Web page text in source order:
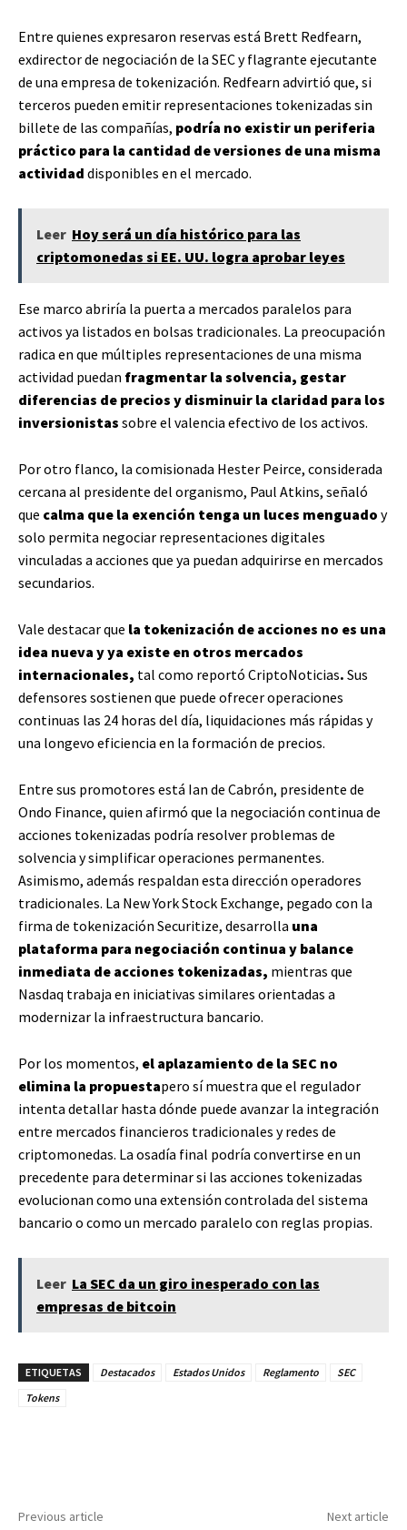
Entre quienes expresaron reservas está Brett Redfearn,
exdirector de negociación de la SEC y flagrante ejecutante
de una empresa de tokenización. Redfearn advirtió que, si
terceros pueden emitir representaciones tokenizadas sin
billete de las compañías, podría no existir un periferia
práctico para la cantidad de versiones de una misma
actividad disponibles en el mercado.
Leer Hoy será un día histórico para las
criptomonedas si EE. UU. logra aprobar leyes
Ese marco abriría la puerta a mercados paralelos para
activos ya listados en bolsas tradicionales. La preocupación
radica en que múltiples representaciones de una misma
actividad puedan fragmentar la solvencia, gestar
diferencias de precios y disminuir la claridad para los
inversionistas sobre el valencia efectivo de los activos.
Por otro flanco, la comisionada Hester Peirce, considerada
cercana al presidente del organismo, Paul Atkins, señaló
que calma que la exención tenga un luces menguado y
solo permita negociar representaciones digitales
vinculadas a acciones que ya puedan adquirirse en mercados
secundarios.
Vale destacar que la tokenización de acciones no es una
idea nueva y ya existe en otros mercados
internacionales, tal como reportó CriptoNoticias. Sus
defensores sostienen que puede ofrecer operaciones
continuas las 24 horas del día, liquidaciones más rápidas y
una longevo eficiencia en la formación de precios.
Entre sus promotores está Ian de Cabrón, presidente de
Ondo Finance, quien afirmó que la negociación continua de
acciones tokenizadas podría resolver problemas de
solvencia y simplificar operaciones permanentes.
Asimismo, además respaldan esta dirección operadores
tradicionales. La New York Stock Exchange, pegado con la
firma de tokenización Securitize, desarrolla una
plataforma para negociación continua y balance
inmediata de acciones tokenizadas, mientras que
Nasdaq trabaja en iniciativas similares orientadas a
modernizar la infraestructura bancario.
Por los momentos, el aplazamiento de la SEC no
elimina la propuestapero sí muestra que el regulador
intenta detallar hasta dónde puede avanzar la integración
entre mercados financieros tradicionales y redes de
criptomonedas. La osadía final podría convertirse en un
precedente para determinar si las acciones tokenizadas
evolucionan como una extensión controlada del sistema
bancario o como un mercado paralelo con reglas propias.
Leer La SEC da un giro inesperado con las
empresas de bitcoin
ETIQUETAS Destacados Estados Unidos Reglamento
SEC
Tokens
Previous article Next article